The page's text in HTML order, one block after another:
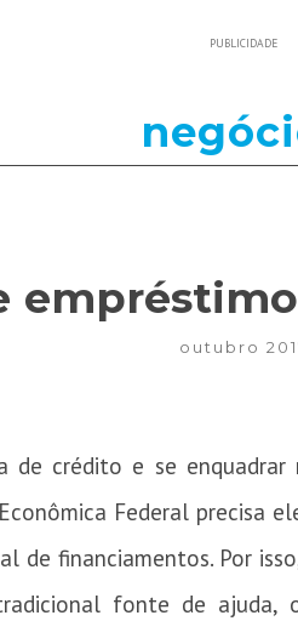
PUBLICIDADE
empréstimo
outubro
de crédito e se
Federal precisa
financiamentos. Por
fonte de